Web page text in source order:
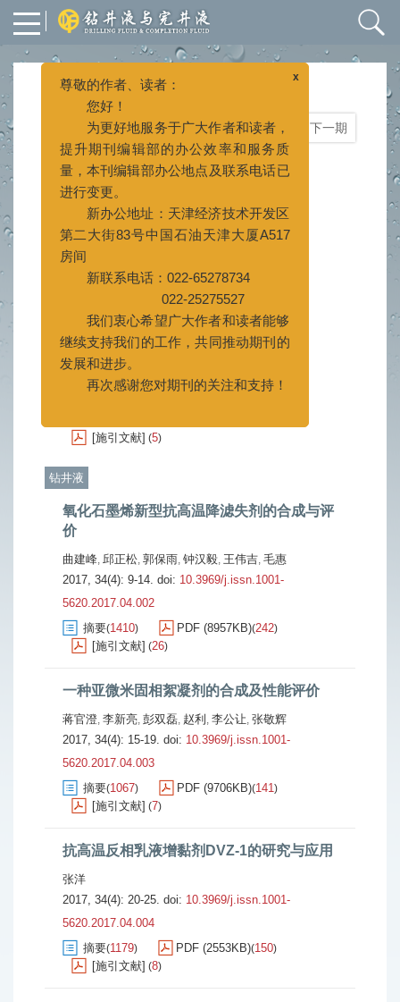
2017年 第34卷 第4期
栏目 封面 上一期 下一期
目录
2017, 34(4).
摘要
煤岩气层损害机理与评价方法
游利军,林子岚,江安, 康毅力, 崔凯潇
2017, 34(4): 1-8.
5620.2017.04.001
[施引文献] (5)
钻井液
氧化石墨烯新型抗高温降滤失剂的合成与评
价
曲建峰, 邱正松, 郭保雨, 钟汉毅, 王伟吉, 毛惠
2017, 34(4): 9-14. doi: 10.3969/j.issn.1001-
5620.2017.04.002
摘要(1410) PDF (8957KB)(242)
[施引文献] (26)
一种亚微米固相絮凝剂的合成及性能评价
蒋官澄, 李新亮, 彭双磊, 赵利 , 李公让, 张敬辉
2017, 34(4): 15-19. doi: 10.3969/j.issn.1001-
5620.2017.04.003
摘要(1067) PDF (9706KB)(141)
[施引文献] (7)
抗高温反相乳液增黏剂DVZ-1的研究与应用
张洋
2017, 34(4): 20-25. doi: 10.3969/j.issn.1001-
5620.2017.04.004
摘要(1179) PDF (2553KB)(150)
[施引文献] (8)
尊敬的作者、读者：
您好！
为更好地服务于广大作者和读者，
提升期刊编辑部的办公效率和服务质
量，本刊编辑部办公地点及联系电话已
进行变更。
新办公地址：天津经济技术开发区
第二大街83号中国石油天津大厦A517
房间
022-25275527
我们衷心希望广大作者和读者能够
继续支持我们的工作，共同推动期刊的
发展和进步。
再次感谢您对期刊的关注和支持！